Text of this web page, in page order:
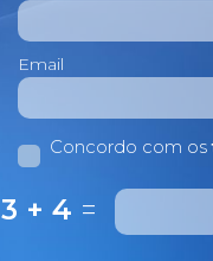
Email
Concordo com os
3 + 4 =